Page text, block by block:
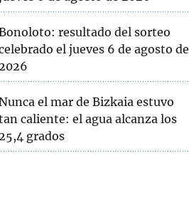
resultado del sorteo
el jueves 6 de agosto de
el mar de Bizkaia estuvo
caliente: el agua alcanza los
grados